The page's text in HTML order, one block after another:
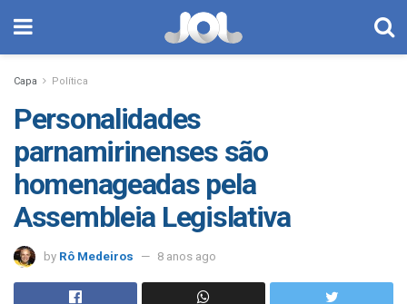
Capa Política
Personalidades
parnamirinenses são
homenageadas pela
Assembleia Legislativa
by Rô Medeiros 8 anos ago